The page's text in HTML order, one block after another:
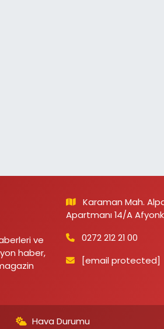
ve
haber,
Karaman Mah.
Apartmanı 14/A
0272 212 21 00
[email protected]
Hava Durumu